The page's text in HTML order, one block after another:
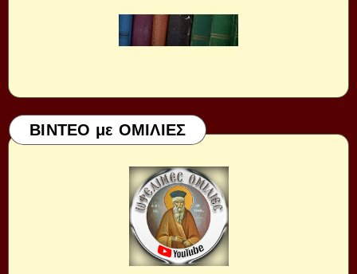
ΒΙΝΤΕΟ με ΟΜΙΛΙΕΣ